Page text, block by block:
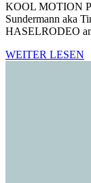
KOOL MOTION
Sundermann aka
HASELRODEO
WEITER LESEN